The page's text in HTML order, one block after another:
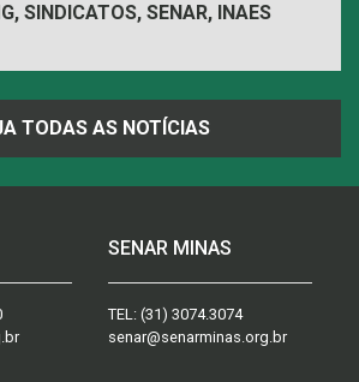
SINDICATOS, SENAR, INAES
TODAS AS NOTÍCIAS
SENAR MINAS
TEL: (31) 3074.3074
senar@senarminas.org.br